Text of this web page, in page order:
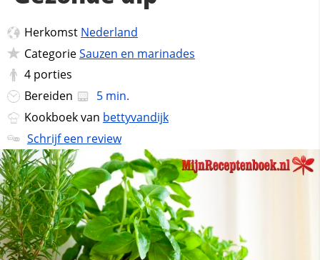
Herkomst Nederland
CategorieSauzen en marinades
4 porties
Bereiden
5 min.
Kookboek van bettyvandijk
Schrijf een review